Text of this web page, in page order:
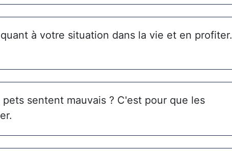
à votre situation dans la vie et en profiter.
sentent mauvais ? C'est pour que les